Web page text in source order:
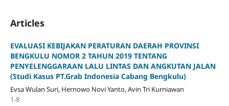
Articles
EVALUASI KEBIJAKAN PERATURAN DAERAH PROVINSI
BENGKULU NOMOR 2 TAHUN 2019 TENTANG
PENYELENGGARAAN LALU LINTAS DAN ANGKUTAN JALAN
(Studi Kasus PT.Grab Indonesia Cabang Bengkulu)
Evsa Wulan Suri, Hernowo Novi Yanto, Avin Tri Kurniawan
1-8